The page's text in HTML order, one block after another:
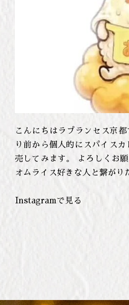
こんにちはラプランセス京都
り前から個人的にスパイス
売してみます。⁡ ⁡よろしくお
オムライス好きな人と繋がり
Instagramで見る